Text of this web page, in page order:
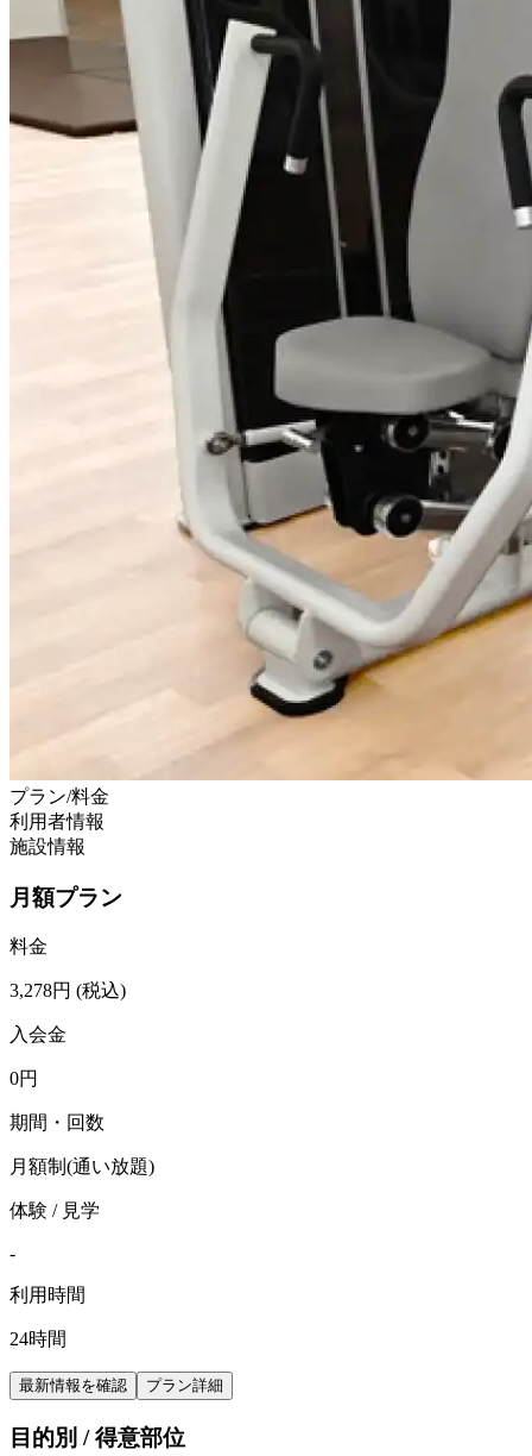
プラン/料金
利用者情報
施設情報
月額プラン
料金
3,278円 (税込)
入会金
0円
期間・回数
月額制(通い放題)
体験 / 見学
-
利用時間
24時間
最新情報を確認 プラン詳細
目的別 / 得意部位